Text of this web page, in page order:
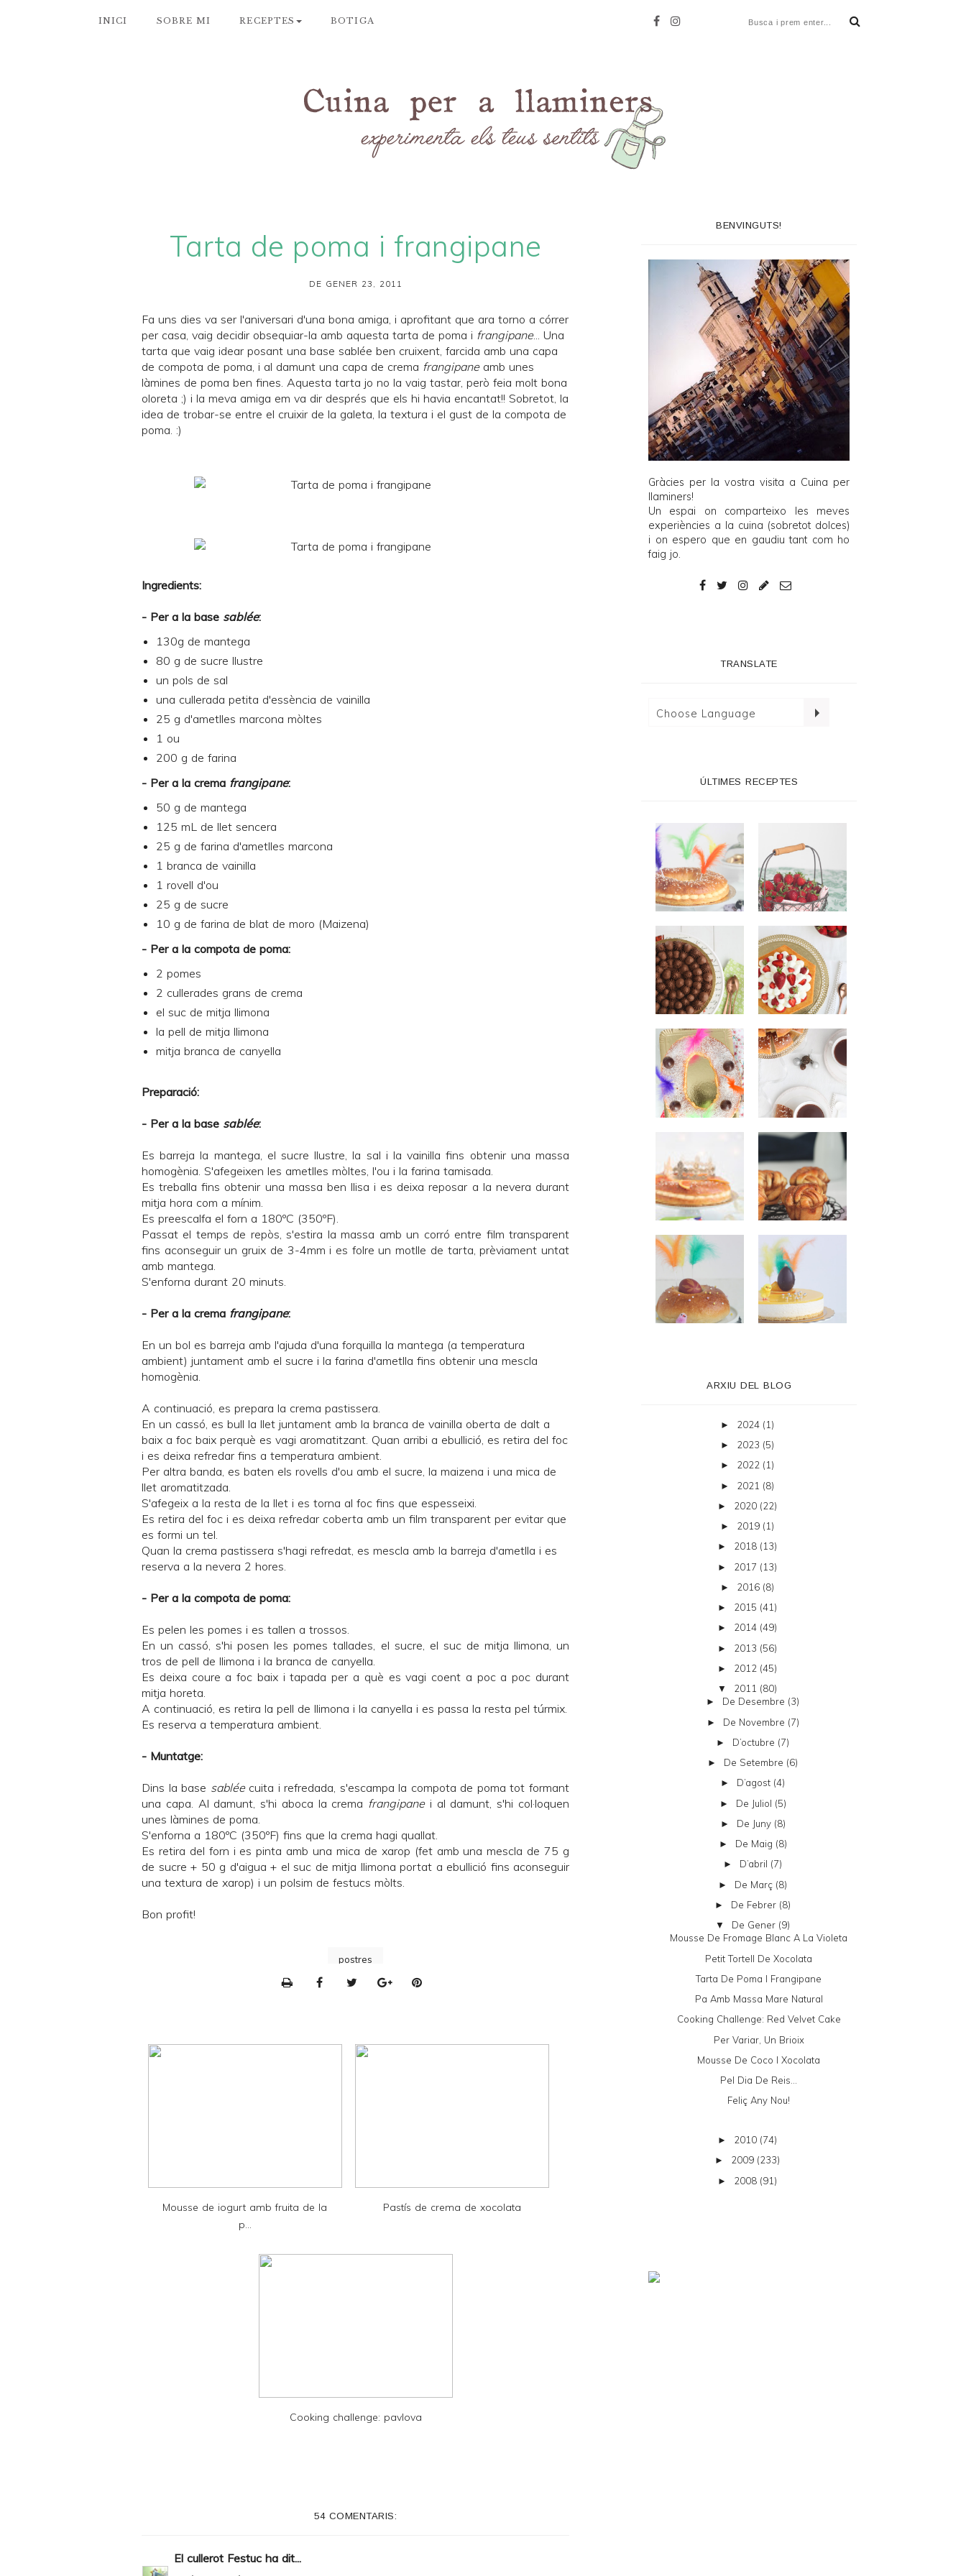
INICI SOBRE MI RECEPTES BOTIGA
Tarta de poma i frangipane
DE GENER 23, 2011
Fa uns dies va ser l'aniversari d'una bona amiga, i aprofitant que ara torno a córrer
per casa, vaig decidir obsequiar-la amb aquesta tarta de poma i frangipane... Una
tarta que vaig idear posant una base sablée ben cruixent, farcida amb una capa
de compota de poma, i al damunt una capa de crema frangipaneamb unes
làmines de poma ben fines. Aquesta tarta jo no la vaig tastar, però feia molt bona
oloreta ;) i la meva amiga em va dir després que els hi havia encantat!! Sobretot, la
idea de trobar-se entre el cruixir de la galeta, la textura i el gust de la compota de
poma. :)
Ingredients:
- Per a la base sablée:
130g de mantega
80 g de sucre llustre
un pols de sal
una cullerada petita d'essència de vainilla
25 g d'ametlles marcona mòltes
1 ou
200 g de farina
- Per a la crema frangipane:
50 g de mantega
125 mL de llet sencera
25 g de farina d'ametlles marcona
1 branca de vainilla
1 rovell d'ou
25 g de sucre
10 g de farina de blat de moro (Maizena)
- Per a la compota de poma:
2 pomes
2 cullerades grans de crema
el suc de mitja llimona
la pell de mitja llimona
mitja branca de canyella
Preparació:
- Per a la base sablée:
Es barreja la mantega, el sucre llustre, la sal i la vainilla fins obtenir una massa
homogènia. S'afegeixen les ametlles mòltes, l'ou i la farina tamisada.
Es treballa fins obtenir una massa ben llisa i es deixa reposar a la nevera durant
mitja hora com a mínim.
Es preescalfa el forn a 180ºC (350ºF).
Passat el temps de repòs, s'estira la massa amb un corró entre film transparent
fins aconseguir un gruix de 3-4mm i es folre un motlle de tarta, prèviament untat
amb mantega.
S'enforna durant 20 minuts.
- Per a la crema frangipane:
En un bol es barreja amb l'ajuda d'una forquilla la mantega (a temperatura
ambient) juntament amb el sucre i la farina d'ametlla fins obtenir una mescla
homogènia.
A continuació, es prepara la crema pastissera.
En un cassó, es bull la llet juntament amb la branca de vainilla oberta de dalt a
baix a foc baix perquè es vagi aromatitzant. Quan arribi a ebullició, es retira del foc
i es deixa refredar fins a temperatura ambient.
Per altra banda, es baten els rovells d'ou amb el sucre, la maizena i una mica de
llet aromatitzada.
S'afegeix a la resta de la llet i es torna al foc fins que espesseixi.
Es retira del foc i es deixa refredar coberta amb un film transparent per evitar que
es formi un tel.
Quan la crema pastissera s'hagi refredat, es mescla amb la barreja d'ametlla i es
reserva a la nevera 2 hores.
- Per a la compota de poma:
Es pelen les pomes i es tallen a trossos.
En un cassó, s'hi posen les pomes tallades, el sucre, el suc de mitja llimona, un
tros de pell de llimona i la branca de canyella.
Es deixa coure a foc baix i tapada per a què es vagi coent a poc a poc durant
mitja horeta.
A continuació, es retira la pell de llimona i la canyella i es passa la resta pel túrmix.
Es reserva a temperatura ambient.
- Muntatge:
Dins la base sabléecuita i refredada, s'escampa la compota de poma tot formant
una capa. Al damunt, s'hi aboca la crema frangipanei al damunt, s'hi col·loquen
unes làmines de poma.
S'enforna a 180ºC (350ºF) fins que la crema hagi quallat.
Es retira del forn i es pinta amb una mica de xarop (fet amb una mescla de 75 g
de sucre + 50 g d'aigua + el suc de mitja llimona portat a ebullició fins aconseguir
una textura de xarop) i un polsim de festucs mòlts.
Bon profit!
postres
n
F
Mousse de iogurt amb fruita de la
p...
Pastís de crema de xocolata
Cooking challenge: pavlova
54 COMENTARIS:
El cullerot Festuc ha dit...
BENVINGUTS!
Gràcies per la vostra visita a Cuina per
llaminers!
Un espai on comparteixo les meves
experiències a la cuina (sobretot dolces)
i on espero que en gaudiu tant com ho
faig jo.
TRANSLATE
ÚLTIMES RECEPTES
ARXIU DEL BLOG
► 2024 (1)
► 2023 (5)
► 2022 (1)
► 2021 (8)
► 2020 (22)
► 2019 (1)
► 2018 (13)
► 2017 (13)
► 2016 (8)
► 2015 (41)
► 2014 (49)
► 2013 (56)
► 2012 (45)
▼ 2011 (80)
► De Desembre (3)
► De Novembre (7)
► D’octubre (7)
► De Setembre (6)
► D’agost (4)
► De Juliol (5)
► De Juny (8)
► De Maig (8)
► D’abril (7)
► De Març (8)
► De Febrer (8)
▼ De Gener (9)
Mousse De Fromage Blanc A La Violeta
Petit Tortell De Xocolata
Tarta De Poma I Frangipane
Pa Amb Massa Mare Natural
Cooking Challenge: Red Velvet Cake
Per Variar, Un Brioix
Mousse De Coco I Xocolata
Pel Dia De Reis...
Feliç Any Nou!
► 2010 (74)
► 2009 (233)
► 2008 (91)